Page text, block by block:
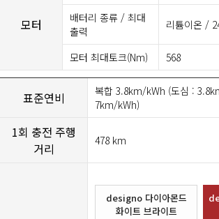
모터
배터리 종류 / 최대
출력
리튬이온 /
모터 최대토크(Nm) 568
표준연비
복합 3.8km/kWh (도심 :
7km/kWh)
1회 충전 주행
거리
478 km
designo 다이아몬드
화이트 브라이트